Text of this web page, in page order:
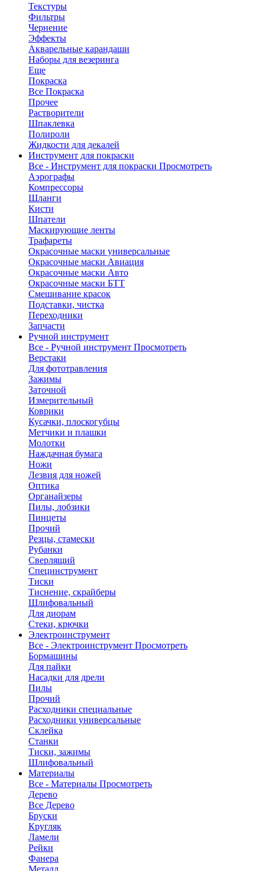
Текстуры
Фильтры
Чернение
Эффекты
Акварельные карандаши
Наборы для везеринга
Еще
Покраска
Все Покраска
Прочее
Растворители
Шпаклевка
Полироли
Жидкости для декалей
Инструмент для покраски
Все - Инструмент для покраски Просмотреть
Аэрографы
Компрессоры
Шланги
Кисти
Шпатели
Маскирующие ленты
Трафареты
Окрасочные маски универсальные
Окрасочные маски Авиация
Окрасочные маски Авто
Окрасочные маски БТТ
Смешивание красок
Подставки, чистка
Переходники
Запчасти
Ручной инструмент
Все - Ручной инструмент Просмотреть
Верстаки
Для фототравления
Зажимы
Заточной
Измерительный
Коврики
Кусачки, плоскогубцы
Метчики и плашки
Молотки
Наждачная бумага
Ножи
Лезвия для ножей
Оптика
Органайзеры
Пилы, лобзики
Пинцеты
Прочий
Резцы, стамески
Рубанки
Сверлящий
Специнструмент
Тиски
Тиснение, скрайберы
Шлифовальный
Для диорам
Стеки, крючки
Электроинструмент
Все - Электроинструмент Просмотреть
Бормашины
Для пайки
Насадки для дрели
Пилы
Прочий
Расходники специальные
Расходники универсальные
Склейка
Станки
Тиски, зажимы
Шлифовальный
Материалы
Все - Материалы Просмотреть
Дерево
Все Дерево
Бруски
Кругляк
Ламели
Рейки
Фанера
Металл